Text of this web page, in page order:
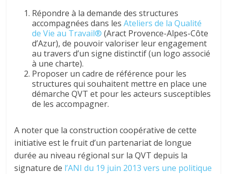
Répondre à la demande des structures
accompagnées dans lesAteliers de la Qualité
de Vie au Travail® (Aract Provence-Alpes-Côte
d’Azur), de pouvoir valoriser leur engagement
au travers d’un signe distinctif (un logo associé
à une charte).
Proposer un cadre de référence pour les
structures qui souhaitent mettre en place une
démarche QVT et pour les acteurs susceptibles
de les accompagner.
A noter que la construction coopérative de cette
initiative est le fruit d’un partenariat de longue
durée au niveau régional sur la QVT depuis la
signature de l’ANI du 19 juin 2013 vers une politique